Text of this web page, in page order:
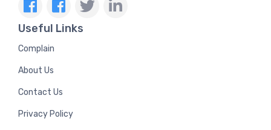
Useful Links
Complain
About Us
Contact Us
Privacy Policy